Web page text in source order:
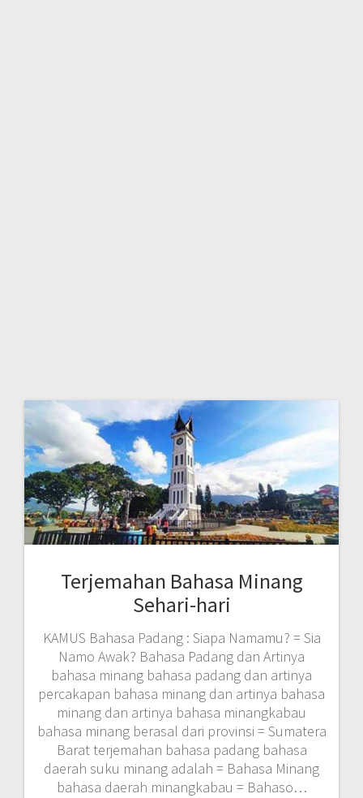
Terjemahan Bahasa Minang
Sehari-hari
KAMUS Bahasa Padang : Siapa Namamu? = Sia
Namo Awak? Bahasa Padang dan Artinya
bahasa minang bahasa padang dan artinya
percakapan bahasa minang dan artinya bahasa
minang dan artinya bahasa minangkabau
bahasa minang berasal dari provinsi = Sumatera
Barat terjemahan bahasa padang bahasa
daerah suku minang adalah = Bahasa Minang
bahasa daerah minangkabau = Bahaso…